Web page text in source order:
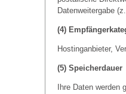
Datenweitergabe
(4)
Hostinganbieter,
(5) Speicherdauer
Ihre Daten